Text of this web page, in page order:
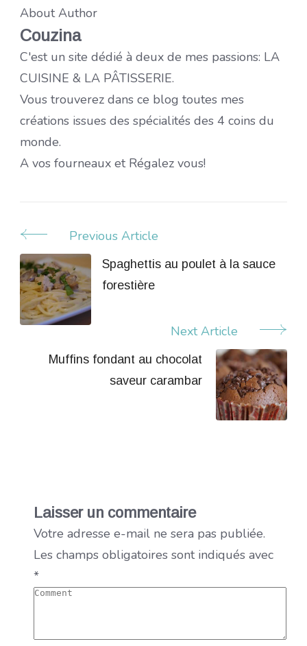
About Author
Couzina
C'est un site dédié à deux de mes passions: LA
CUISINE & LA PÂTISSERIE.
Vous trouverez dans ce blog toutes mes
créations issues des spécialités des 4 coins du
monde.
A vos fourneaux et Régalez vous!
Post
Navigation
Previous Article
Spaghettis au poulet à la sauce
forestière
Next Article
Muffins fondant au chocolat
saveur carambar
Laisser un commentaire
Votre adresse e-mail ne sera pas publiée.
Les champs obligatoires sont indiqués avec
*